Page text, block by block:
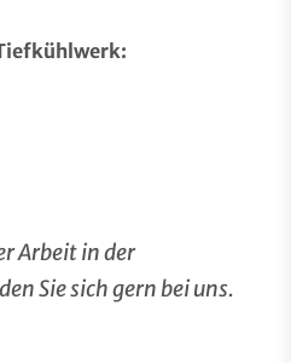
Arbeit in der
Sie sich gern bei uns.